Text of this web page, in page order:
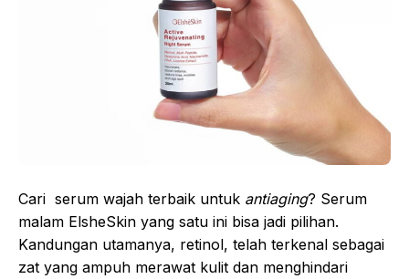
Cari serum wajah terbaik untuk antiaging? Serum
malam ElsheSkin yang satu ini bisa jadi pilihan.
Kandungan utamanya, retinol, telah terkenal sebagai
zat yang ampuh merawat kulit dan menghindari